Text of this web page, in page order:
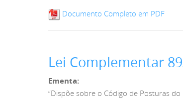
Documento Completo em PDF
Lei Complementar
Ementa:
“Dispõe sobre o Código de Posturas do